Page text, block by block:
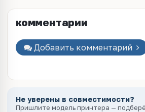
комментарии
Добавить комментарий
Не уверены в совместимости?
Пришлите модель принтера —